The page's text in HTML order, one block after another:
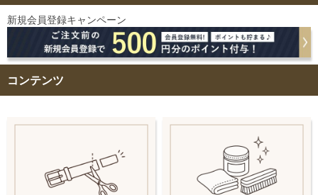
新規会員登録キャンペーン
コンテンツ